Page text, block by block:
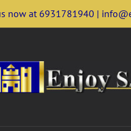
now at 6931781940 |